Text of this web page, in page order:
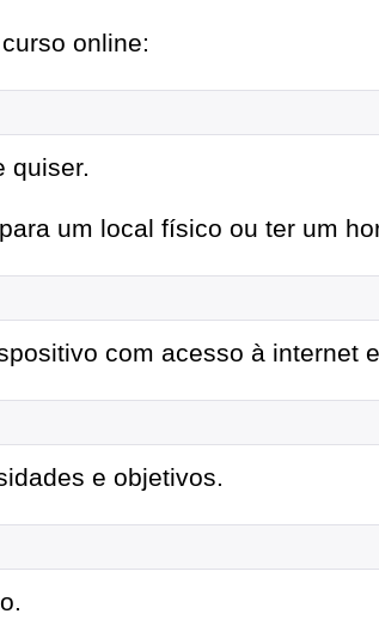
online:
quiser.
um local físico ou ter um
com acesso à internet
e objetivos.